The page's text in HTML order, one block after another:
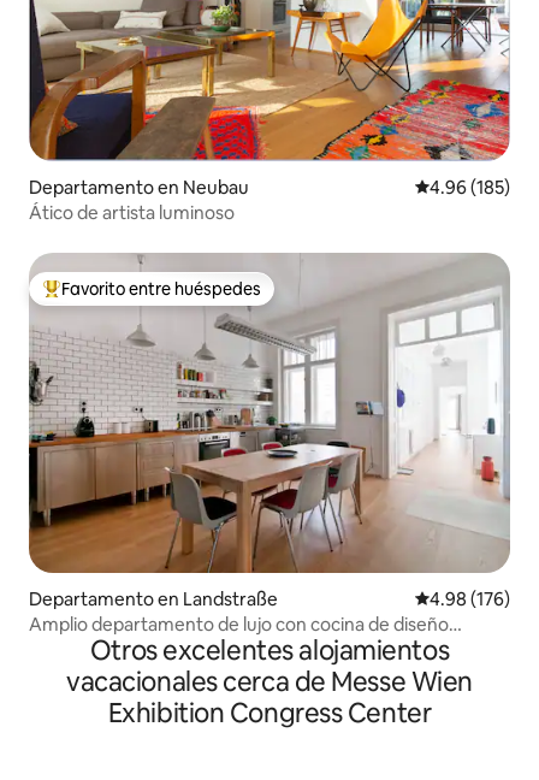
Departamento en Neubau Calificación
4.96 (185)
Ático de artista luminoso
De los mejores en Favorito entre huéspedes
Favorito entre huéspedes
Departamento en Landstraße Calificación
4.98 (176)
Amplio departamento de lujo con cocina de diseño
(2 habitaciones + AC)
Otros excelentes alojamientos
vacacionales cerca de Messe Wien
Exhibition Congress Center